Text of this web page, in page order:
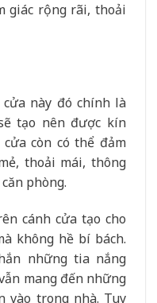
giác rộng rãi, thoải
này đó chính là
tạo nên được kín
còn có thể đảm
thoải mái, thông
phòng.
cánh cửa tạo cho
không hề bí bách.
những tia nắng
mang đến những
vào trong nhà. Tuy